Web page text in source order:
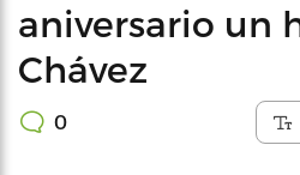
aniversario un
Chávez
0